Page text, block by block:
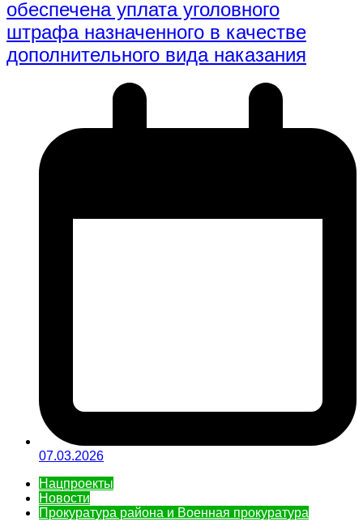
обеспечена уплата уголовного
штрафа назначенного в качестве
дополнительного вида наказания
07.03.2026
Нацпроекты
Новости
Прокуратура района и Военная прокуратура